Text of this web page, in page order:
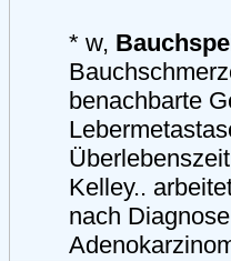
* w,
benachbarte
Kelley..
nach